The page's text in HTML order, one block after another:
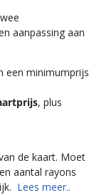
aanpassing aan
een minimumprijs
, plus
de kaart. Moet
aantal rayons
Lees meer..